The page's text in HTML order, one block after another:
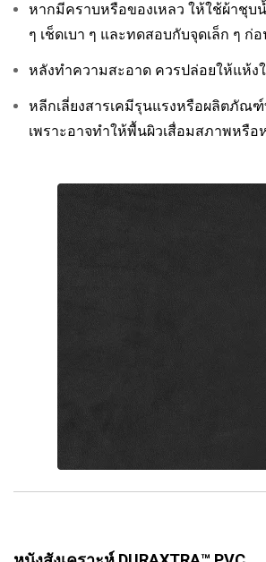
หากมีคราบหรือของเหลว ให้ใช้ผ้าชุ
ๆ เช็ดเบา ๆ และทดสอบกับจุดเล็ก ๆ ก่
หลังทำความสะอาด ควรปล่อยให้แห้ง
หลีกเลี่ยงสารเคมีรุนแรงหรือผลิตภัณ
เพราะอาจทำให้พื้นผิวเสื่อมสภาพหรือ